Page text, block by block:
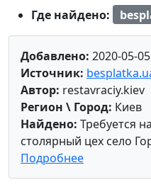
Где найдено:
Добавлено: 2020-05-
Источник:
Автор: restavraciy.kiev
Регион \ Город: Киев
Найдено: Требуется
столярный цех село
Подробнее